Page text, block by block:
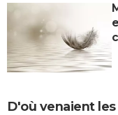
D'où venaient